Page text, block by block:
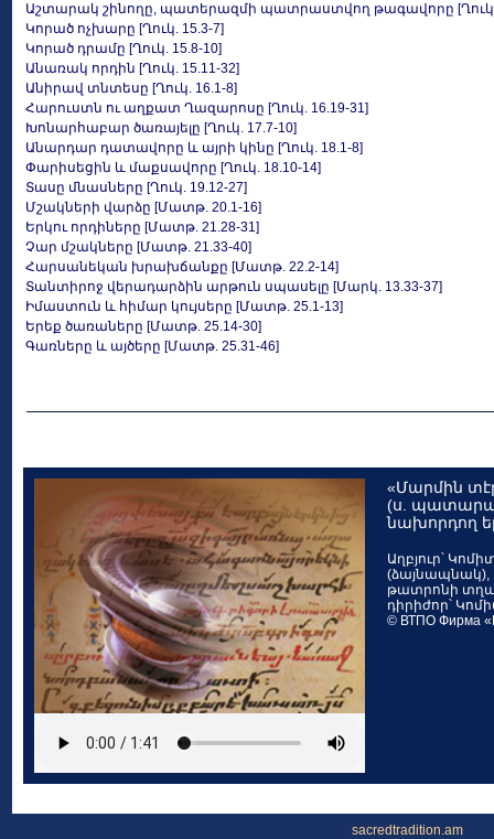
Աշտարակ շինողը, պատերազմի պատրաստվող թագավորը [Ղուկ.
Կորած ոչխարը [Ղուկ. 15.3-7]
Կորած դրամը [Ղուկ. 15.8-10]
Անառակ որդին [Ղուկ. 15.11-32]
Անիրավ տնտեսը [Ղուկ. 16.1-8]
Հարուստն ու աղքատ Ղազարոսը [Ղուկ. 16.19-31]
Խոնարհաբար ծառայելը [Ղուկ. 17.7-10]
Անարդար դատավորը և այրի կինը [Ղուկ. 18.1-8]
Փարիսեցին և մաքսավորը [Ղուկ. 18.10-14]
Տասը մնասները [Ղուկ. 19.12-27]
Մշակների վարձը [Մատթ. 20.1-16]
Երկու որդիները [Մատթ. 21.28-31]
Չար մշակները [Մատթ. 21.33-40]
Հարսանեկան խրախճանքը [Մատթ. 22.2-14]
Տանտիրոջ վերադարձին արթուն սպասելը [Մարկ. 13.33-37]
Իմաստուն և հիմար կույսերը [Մատթ. 25.1-13]
Երեք ծառաները [Մատթ. 25.14-30]
Գառները և այծերը [Մատթ. 25.31-46]
«Մարմին
(ս.
նախորդող
Աղբյուր՝
(ձայնապնակ),
թատրոնի
դիրիժոր՝
© ВТПО Фирма
sacredtradition.am